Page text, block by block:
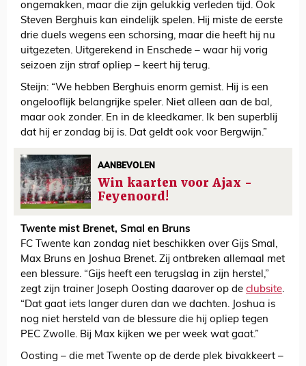
ongemakken, maar die zijn gelukkig verleden tijd. Ook
Steven Berghuis kan eindelijk spelen. Hij miste de eerste
drie duels wegens een schorsing, maar die heeft hij nu
uitgezeten. Uitgerekend in Enschede – waar hij vorig
seizoen zijn straf opliep – keert hij terug.
Steijn: “We hebben Berghuis enorm gemist. Hij is een
ongelooflijk belangrijke speler. Niet alleen aan de bal,
maar ook zonder. En in de kleedkamer. Ik ben superblij
dat hij er zondag bij is. Dat geldt ook voor Bergwijn.”
AANBEVOLEN
Win kaarten voor Ajax -
Feyenoord!
Twente mist Brenet, Smal en Bruns
FC Twente kan zondag niet beschikken over Gijs Smal,
Max Bruns en Joshua Brenet. Zij ontbreken allemaal met
een blessure. “Gijs heeft een terugslag in zijn herstel,”
zegt zijn trainer Joseph Oosting daarover op de clubsite.
“Dat gaat iets langer duren dan we dachten. Joshua is
nog niet hersteld van de blessure die hij opliep tegen
PEC Zwolle. Bij Max kijken we per week wat gaat.”
Oosting – die met Twente op de derde plek bivakkeert –